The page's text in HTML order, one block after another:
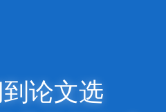
论文选